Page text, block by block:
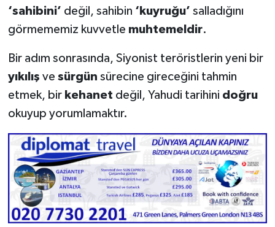
‘sahibini’ değil, sahibin ‘kuyruğu’ salladığını
görmememiz kuvvetle muhtemeldir.
Bir adım sonrasında, Siyonist teröristlerin yeni bir
yıkılış ve sürgün sürecine gireceğini tahmin
etmek, bir kehanet değil, Yahudi tarihini doğru
okuyup yorumlamaktır.